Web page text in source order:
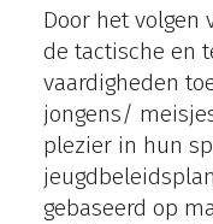
Door het volgen
de tactische en
vaardigheden
jongens/
plezier in hun
gebaseerd op